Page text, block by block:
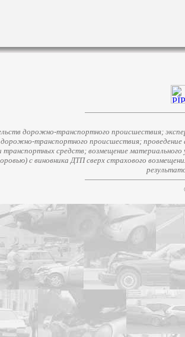
дорожно-транспортного происшествия;
транспортного происшествия;
средств; возмещение
с виновника ДТП сверх страхового